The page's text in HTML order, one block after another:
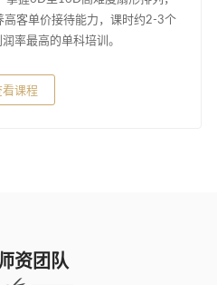
高客单价接待能力，课时约2-3个
率最高的单科培训。
看课程
资团队